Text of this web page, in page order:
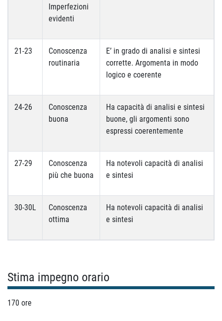
Imperfezioni
evidenti
21-23
Conoscenza
routinaria
E’ in grado di analisi e sintesi
corrette. Argomenta in modo
logico e coerente
24-26
Conoscenza
buona
Ha capacità di analisi e sintesi
buone, gli argomenti sono
espressi coerentemente
27-29
Conoscenza
più che buona
Ha notevoli capacità di analisi
e sintesi
30-30L
Conoscenza
ottima
Ha notevoli capacità di analisi
e sintesi
Stima impegno orario
170 ore